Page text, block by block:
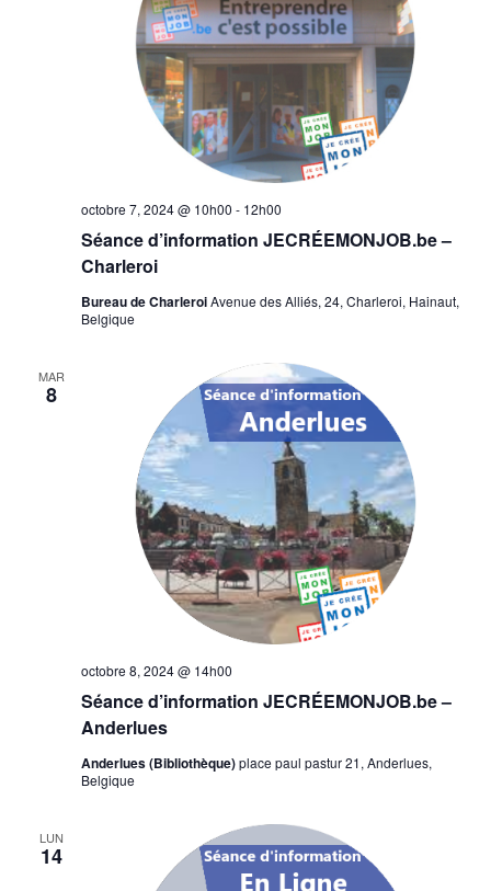
Séance d’information JECRÉEMONJOB.be –
Charleroi
octobre 7, 2024 @ 10h00 - 12h00
Bureau de CharleroiAvenue des Alliés, 24, Charleroi, Hainaut,
Belgique
MAR
8
Séance d’information JECRÉEMONJOB.be –
Anderlues
octobre 8, 2024 @ 14h00
Anderlues (Bibliothèque)place paul pastur 21, Anderlues,
Belgique
LUN
14